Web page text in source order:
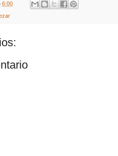
6:00